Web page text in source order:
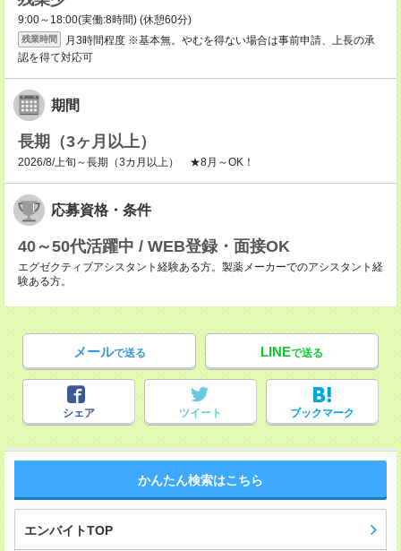
9:00～18:00(実働:8時間) (休憩60分)
残業時間
月3時間程度 ※基本無。やむを得ない場合は事前申請、上長の承
認を得て対応可
期間
長期（3ヶ月以上）
2026/8/上旬～長期（3カ月以上） ★8月～OK！
応募資格・条件
40～50代活躍中 / WEB登録・面接OK
エグゼクティブアシスタント経験ある方。製薬メーカーでのアシスタント経
験ある方。
メールで送る LINEで送る
シェア ツイート ブックマーク
かんたん検索はこちら
エンバイトTOP